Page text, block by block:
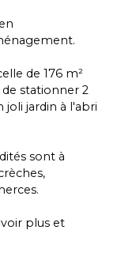
de 176 m²
stationner 2
joli jardin à l'abri
sont à
plus et